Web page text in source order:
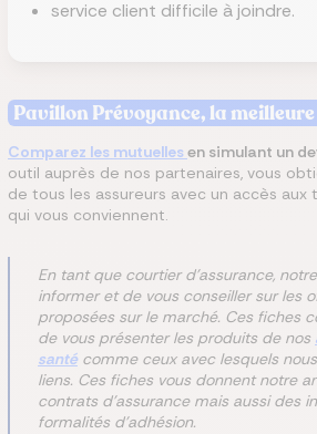
service client difficile à joindre.
Pavillon Prévoyance, la
Comparez les mutuelles en simulant un
outil auprès de nos partenaires, vous
de tous les assureurs avec un accès aux
qui vous conviennent.
En tant que courtier d'assurance,
informer et de vous conseiller sur les
proposées sur le marché. Ces fiches
de vous présenter les produits de nos
santé comme ceux avec lesquels
liens. Ces fiches vous donnent notre
contrats d'assurance mais aussi des
formalités d'adhésion.